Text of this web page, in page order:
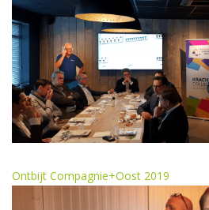
Ontbijt Compagnie+Oost 2019